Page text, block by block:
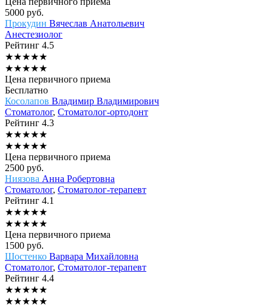
5000 руб.
Прокудин Вячеслав Анатольевич
Анестезиолог
Рейтинг 4.5
★★★★★
★★★★★
Цена первичного приема
Бесплатно
Косолапов Владимир Владимирович
Стоматолог, Стоматолог-ортодонт
Рейтинг 4.3
★★★★★
★★★★★
Цена первичного приема
2500 руб.
Ниязова Анна Робертовна
Стоматолог, Стоматолог-терапевт
Рейтинг 4.1
★★★★★
★★★★★
Цена первичного приема
1500 руб.
Шостенко Варвара Михайловна
Стоматолог, Стоматолог-терапевт
Рейтинг 4.4
★★★★★
★★★★★